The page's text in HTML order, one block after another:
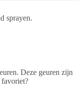
sprayen.
Deze geuren zijn